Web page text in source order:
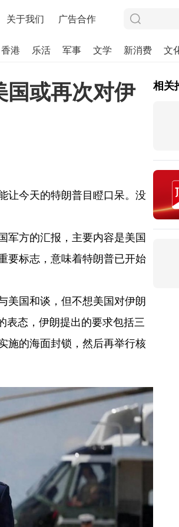
关于我们 广告合作
香港 乐活 军事 文学 新消费 文
国或再次对伊
让今天的特朗普目瞪口呆。没
军方的汇报，主要内容是美国
要标志，意味着特朗普已开始
美国和谈，但不想美国对伊朗
表态，伊朗提出的要求包括三
施的海面封锁，然后再举行核
相关